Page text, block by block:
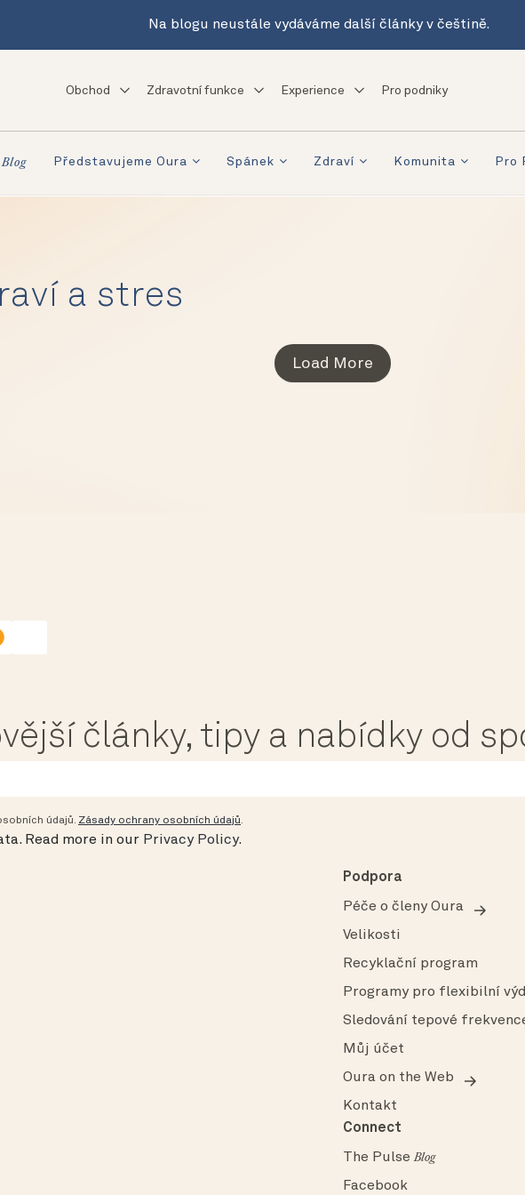
Na blogu neustále vydáváme další články v češtině.
Obchod Zdravotní funkce Experience Pro podniky
Blog Představujeme Oura Spánek Zdraví Komunita Pro
a stres
Load More
články, tipy a nabídky od
údajů. Zásady ochrany osobních údajů.
Read more in our Privacy Policy.
Podpora
Péče o členy Oura
Velikosti
Recyklační program
Programy pro flexibilní
Sledování tepové
Můj účet
Oura on the Web
Kontakt
Connect
The PulseBlog
Facebook